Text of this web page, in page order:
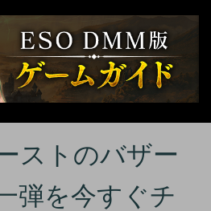
ストのバザー
弾を今すぐチ